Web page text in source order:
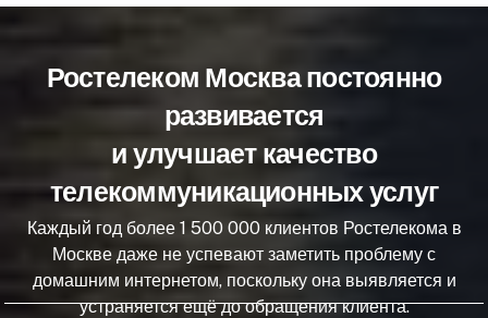
Ростелеком Москва постоянно
развивается
и улучшает качество
телекоммуникационных услуг
Каждый год более 1 500 000 клиентов Ростелекома в
Москве даже не успевают заметить проблему с
домашним интернетом, поскольку она выявляется и
устраняется ещё до обращения клиента.